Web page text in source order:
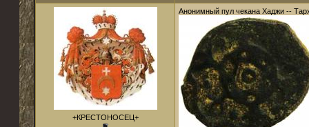
+КРЕСТОНОСЕЦ+
Анонимный пул чекана Хаджи --